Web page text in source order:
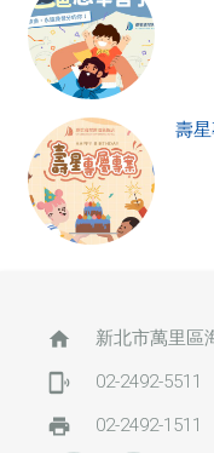
壽
home 新北市萬里區
phonelink_ring 02-2492-5511
print 02-2492-1511